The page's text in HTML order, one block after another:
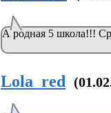
А родная 5 школа!!!
Lola_red